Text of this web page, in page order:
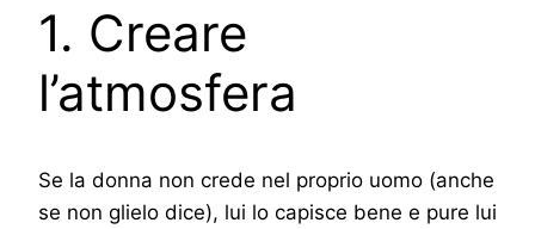
1. Creare
l’atmosfera
Se la donna non crede nel proprio uomo (anche
se non glielo dice), lui lo capisce bene e pure lui